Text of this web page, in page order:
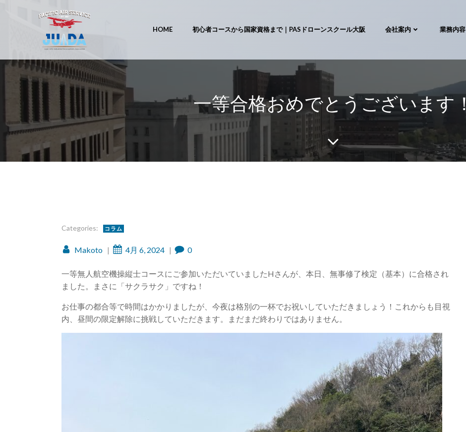
へ
HOME 初心者コースから国家資格まで｜PASドローンスクール大阪 会社案内 業務内容
一等合格おめでとうございます！
Categories: コラム
Makoto | 4月 6, 2024 | 0
一等無人航空機操縦士コースにご参加いただいていましたHさんが、本日、無事修了検定（基本）に合格され
ました。まさに「サクラサク」ですね！
お仕事の都合等で時間はかかりましたが、今夜は格別の一杯でお祝いしていただきましょう！これからも目視
内、昼間の限定解除に挑戦していただきます。まだまだ終わりではありません。